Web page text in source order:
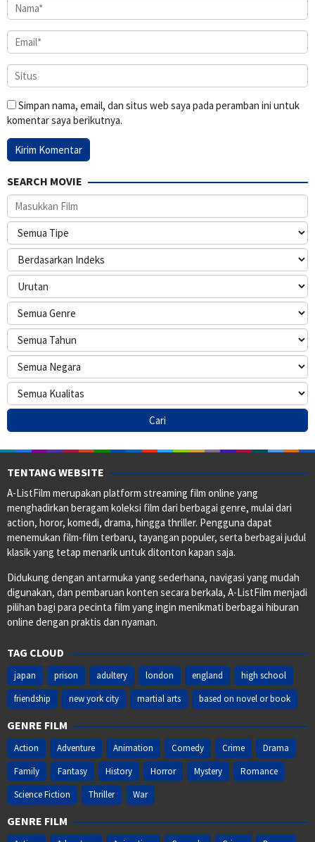
Simpan nama, email, dan situs web saya pada peramban ini untuk
komentar saya berikutnya.
SEARCH MOVIE
TENTANG WEBSITE
A-ListFilm merupakan platform streaming film online yang
menghadirkan beragam koleksi film dari berbagai genre, mulai dari
action, horor, komedi, drama, hingga thriller. Pengguna dapat
menemukan film-film terbaru, tayangan populer, serta berbagai judul
klasik yang tetap menarik untuk ditonton kapan saja.
Didukung dengan antarmuka yang sederhana, navigasi yang mudah
digunakan, dan pembaruan konten secara berkala, A-ListFilm menjadi
pilihan bagi para pecinta film yang ingin menikmati berbagai hiburan
online dengan praktis dan nyaman.
TAG CLOUD
japan prison adultery london england
high school
friendship
new york city martial arts based on novel or book
GENRE FILM
Action Adventure Animation Comedy Crime
Drama
Family
Fantasy History Horror Mystery
Romance
Science Fiction
Thriller War
GENRE FILM